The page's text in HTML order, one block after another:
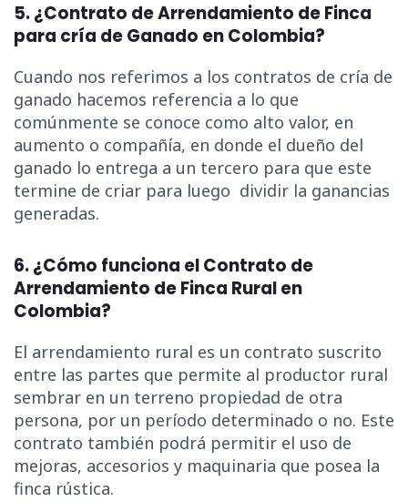
5.¿Contrato de Arrendamiento de Finca
para cría de Ganado en Colombia?
Cuando nos referimos a los contratos de cría de
ganado hacemos referencia a lo que
comúnmente se conoce como alto valor, en
aumento o compañía, en donde el dueño del
ganado lo entrega a un tercero para que este
termine de criar para luego dividir la ganancias
generadas.
6.¿Cómo funciona el Contrato de
Arrendamiento de Finca Rural en
Colombia?
El arrendamiento rural es un contrato suscrito
entre las partes que permite al productor rural
sembrar en un terreno propiedad de otra
persona, por un período determinado o no. Este
contrato también podrá permitir el uso de
mejoras, accesorios y maquinaria que posea la
finca rústica.